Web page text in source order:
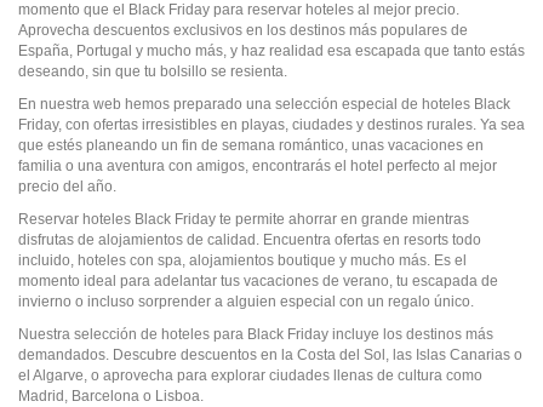
momento que el Black Friday para reservar hoteles al mejor precio.
Aprovecha descuentos exclusivos en los destinos más populares de
España, Portugal y mucho más, y haz realidad esa escapada que tanto estás
deseando, sin que tu bolsillo se resienta.
En nuestra web hemos preparado una selección especial de hoteles Black
Friday, con ofertas irresistibles en playas, ciudades y destinos rurales. Ya sea
que estés planeando un fin de semana romántico, unas vacaciones en
familia o una aventura con amigos, encontrarás el hotel perfecto al mejor
precio del año.
Reservar hoteles Black Friday te permite ahorrar en grande mientras
disfrutas de alojamientos de calidad. Encuentra ofertas en resorts todo
incluido, hoteles con spa, alojamientos boutique y mucho más. Es el
momento ideal para adelantar tus vacaciones de verano, tu escapada de
invierno o incluso sorprender a alguien especial con un regalo único.
Nuestra selección de hoteles para Black Friday incluye los destinos más
demandados. Descubre descuentos en la Costa del Sol, las Islas Canarias o
el Algarve, o aprovecha para explorar ciudades llenas de cultura como
Madrid, Barcelona o Lisboa.